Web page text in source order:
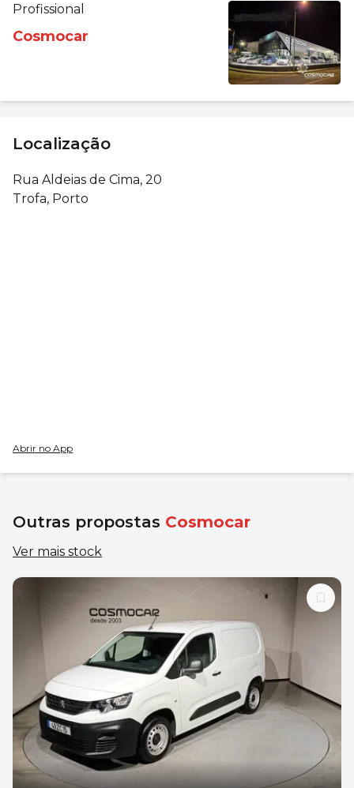
Profissional
Cosmocar
Localização
Rua Aldeias de Cima, 20
Trofa, Porto
Abrir no App
Outras propostas Cosmocar
Ver mais stock